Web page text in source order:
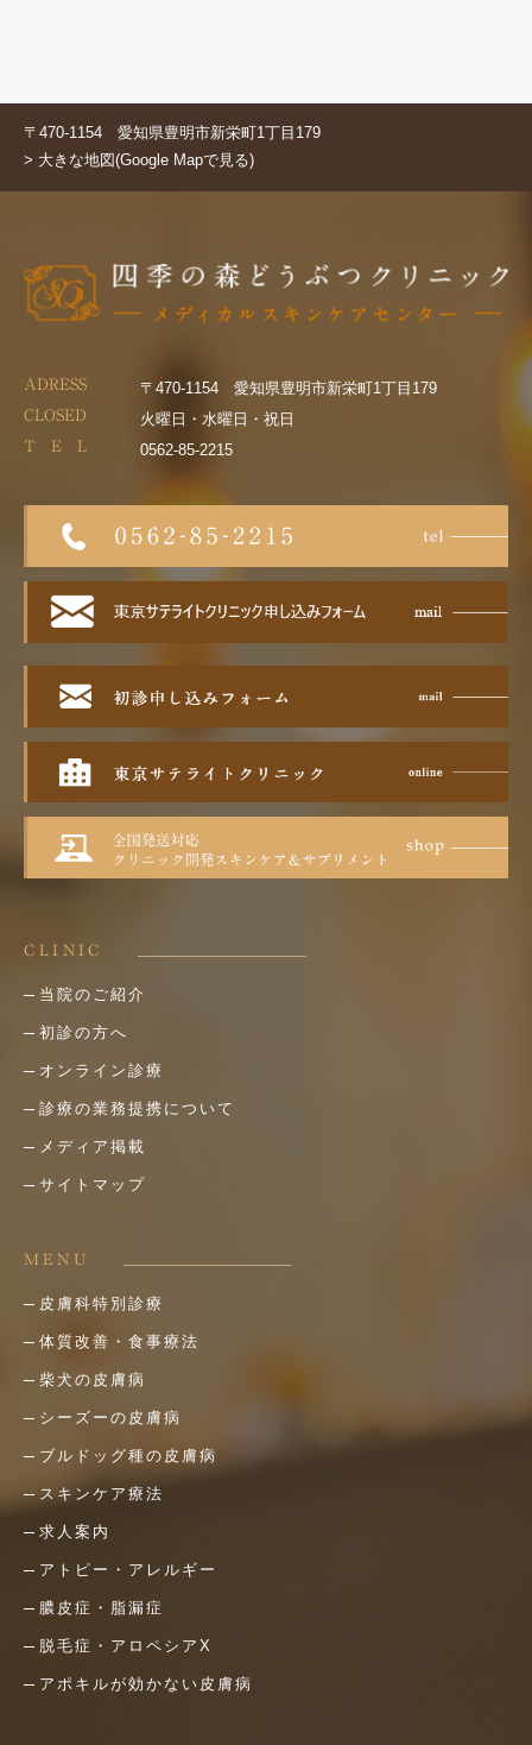
〒470-1154 愛知県豊明市新栄町1丁目179
> 大きな地図(Google Mapで見る)
ADRESS 〒470-1154 愛知県豊明市新栄町1丁目179
CLOSED 火曜日・水曜日・祝日
T E L 0562-85-2215
CLINIC
当院のご紹介
初診の方へ
オンライン診療
診療の業務提携について
メディア掲載
サイトマップ
MENU
皮膚科特別診療
体質改善・食事療法
柴犬の皮膚病
シーズーの皮膚病
ブルドッグ種の皮膚病
スキンケア療法
求人案内
アトピー・アレルギー
膿皮症・脂漏症
脱毛症・アロペシアX
アポキルが効かない皮膚病